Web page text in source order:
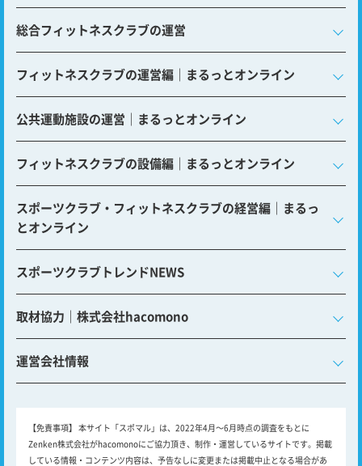
総合フィットネスクラブの運営
フィットネスクラブの運営編｜まるっとオンライン
公共運動施設の運営｜まるっとオンライン
フィットネスクラブの設備編｜まるっとオンライン
スポーツクラブ・フィットネスクラブの経営編｜まるっ
とオンライン
スポーツクラブトレンドNEWS
取材協力｜株式会社hacomono
運営会社情報
【免責事項】 本サイト「スポマル」は、2022年4月～6月時点の調査をもとに
Zenken株式会社がhacomonoにご協力頂き、制作・運営しているサイトです。掲載
している情報・コンテンツ内容は、予告なしに変更または掲載中止となる場合があ